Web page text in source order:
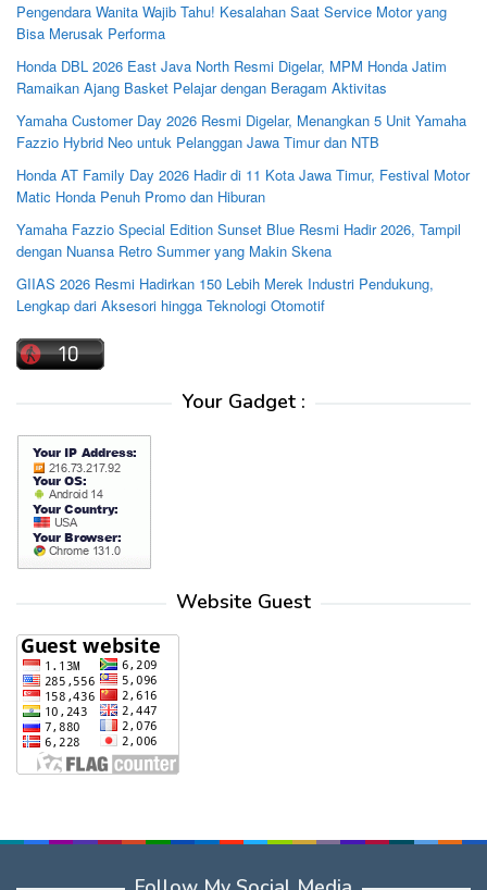
Pengendara Wanita Wajib Tahu! Kesalahan Saat Service Motor yang
Bisa Merusak Performa
Honda DBL 2026 East Java North Resmi Digelar, MPM Honda Jatim
Ramaikan Ajang Basket Pelajar dengan Beragam Aktivitas
Yamaha Customer Day 2026 Resmi Digelar, Menangkan 5 Unit Yamaha
Fazzio Hybrid Neo untuk Pelanggan Jawa Timur dan NTB
Honda AT Family Day 2026 Hadir di 11 Kota Jawa Timur, Festival Motor
Matic Honda Penuh Promo dan Hiburan
Yamaha Fazzio Special Edition Sunset Blue Resmi Hadir 2026, Tampil
dengan Nuansa Retro Summer yang Makin Skena
GIIAS 2026 Resmi Hadirkan 150 Lebih Merek Industri Pendukung,
Lengkap dari Aksesori hingga Teknologi Otomotif
Your Gadget :
Website Guest